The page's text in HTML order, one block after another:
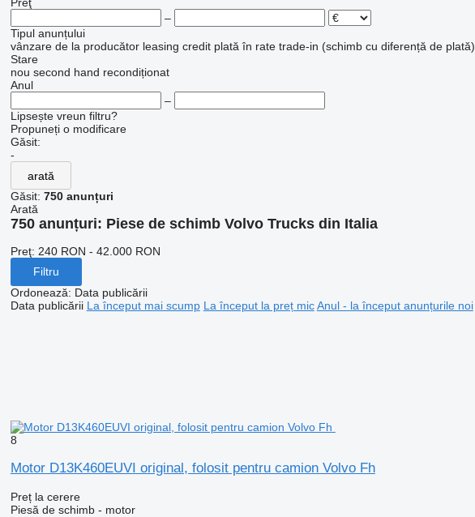
–
Tipul anunțului
vânzare de la producător leasing credit plată în rate trade-in (schimb cu diferență de plată)
Stare
nou second hand recondiționat
Anul
–
Lipsește vreun filtru?
Propuneți o modificare
Găsit:
-
arată
Găsit: 750 anunțuri
Arată
750 anunțuri: Piese de schimb Volvo Trucks din Italia
Preţ: 240 RON - 42.000 RON
Filtru
Ordonează: Data publicării
Data publicării La început mai scump La început la preț mic Anul - la început anunțurile noi
8
Motor D13K460EUVI original, folosit pentru camion Volvo Fh
Preț la cerere
Piesă de schimb - motor